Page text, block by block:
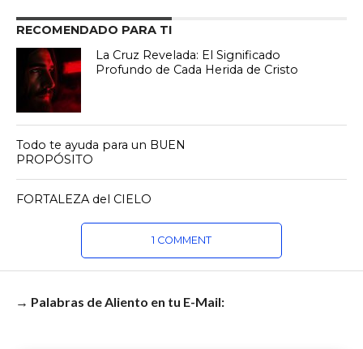
RECOMENDADO PARA TI
La Cruz Revelada: El Significado
Profundo de Cada Herida de Cristo
Todo te ayuda para un BUEN
PROPÓSITO
FORTALEZA del CIELO
1 COMMENT
→ Palabras de Aliento en tu E-Mail: